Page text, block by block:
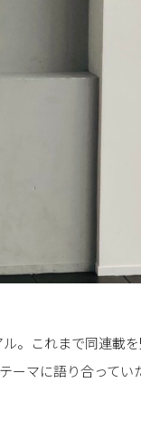
。これまで同連載
マに語り合ってい